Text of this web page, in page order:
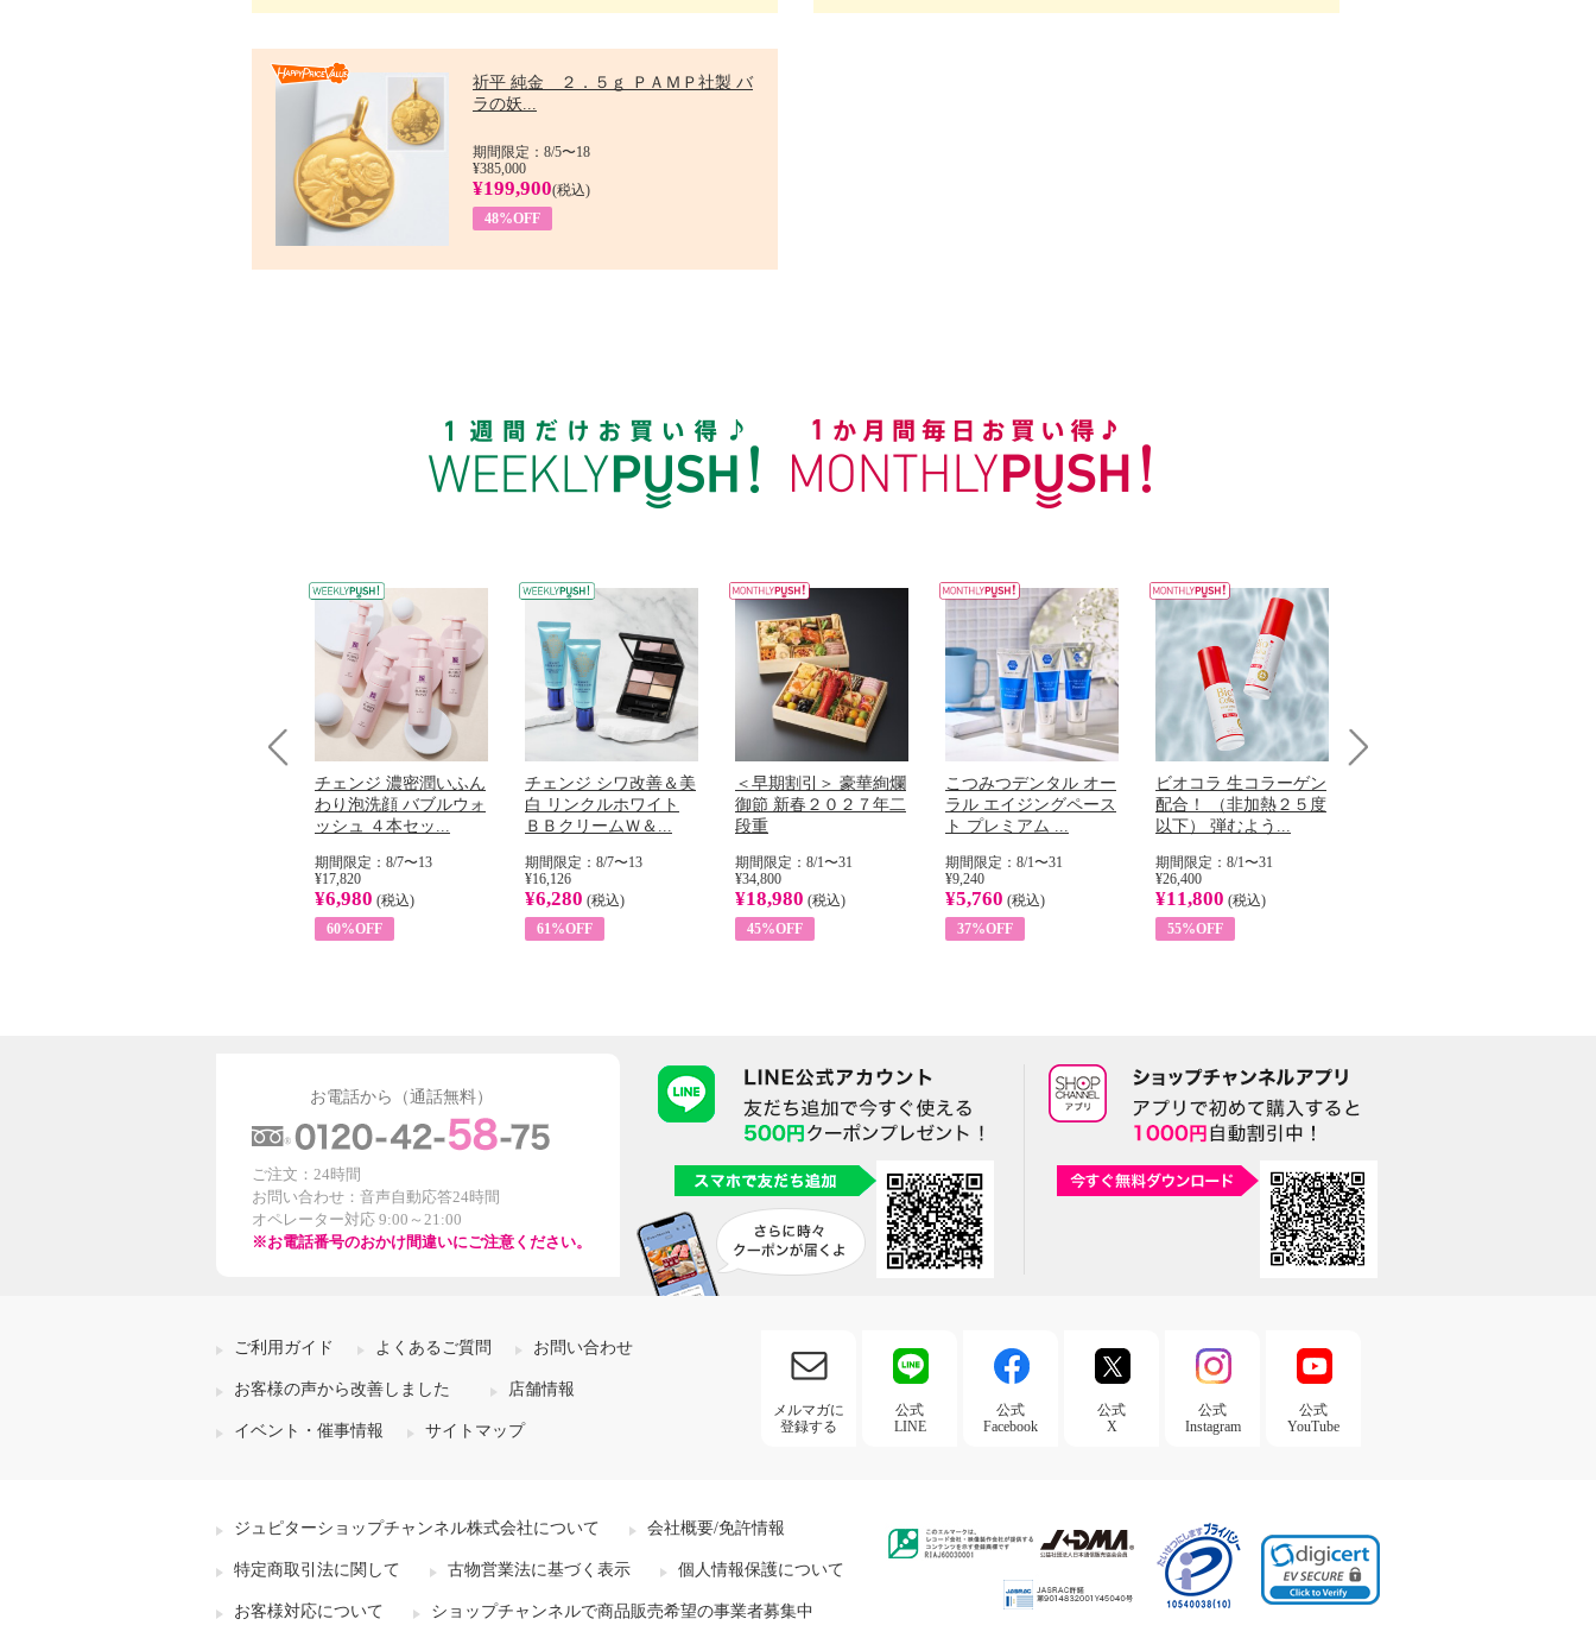
祈平 純金 ２．５ｇ ＰＡＭＰ社製 バ
ラの妖...
期間限定：8/5〜18
¥385,000
¥199,900(税込)
48%OFF
チェンジ 濃密潤いふん
わり泡洗顔 バブルウォ
ッシュ ４本セッ...
期間限定：8/7〜13
¥17,820
¥6,980 (税込)
60%OFF
チェンジ シワ改善＆美
白 リンクルホワイト
ＢＢクリームＷ＆...
期間限定：8/7〜13
¥16,126
¥6,280 (税込)
61%OFF
＜早期割引＞ 豪華絢爛
御節 新春２０２７年二
段重
期間限定：8/1〜31
¥34,800
¥18,980 (税込)
45%OFF
こつみつデンタル オー
ラル エイジングペース
ト プレミアム ...
期間限定：8/1〜31
¥9,240
¥5,760 (税込)
37%OFF
ビオコラ 生コラーゲン
配合！ （非加熱２５度
以下） 弾むよう...
期間限定：8/1〜31
¥26,400
¥11,800 (税込)
55%OFF
お電話から（通話無料）
ご注文：24時間
お問い合わせ：音声自動応答24時間
オペレーター対応 9:00～21:00
※お電話番号のおかけ間違いにご注意ください。
ご利用ガイド よくあるご質問 お問い合わせ
お客様の声から改善しました 店舗情報
イベント・催事情報 サイトマップ
メルマガに
登録する
公式
LINE
公式
Facebook
公式
X
公式
Instagram
公式
YouTube
ジュピターショップチャンネル株式会社について 会社概要/免許情報
特定商取引法に関して 古物営業法に基づく表示 個人情報保護について
お客様対応について ショップチャンネルで商品販売希望の事業者募集中